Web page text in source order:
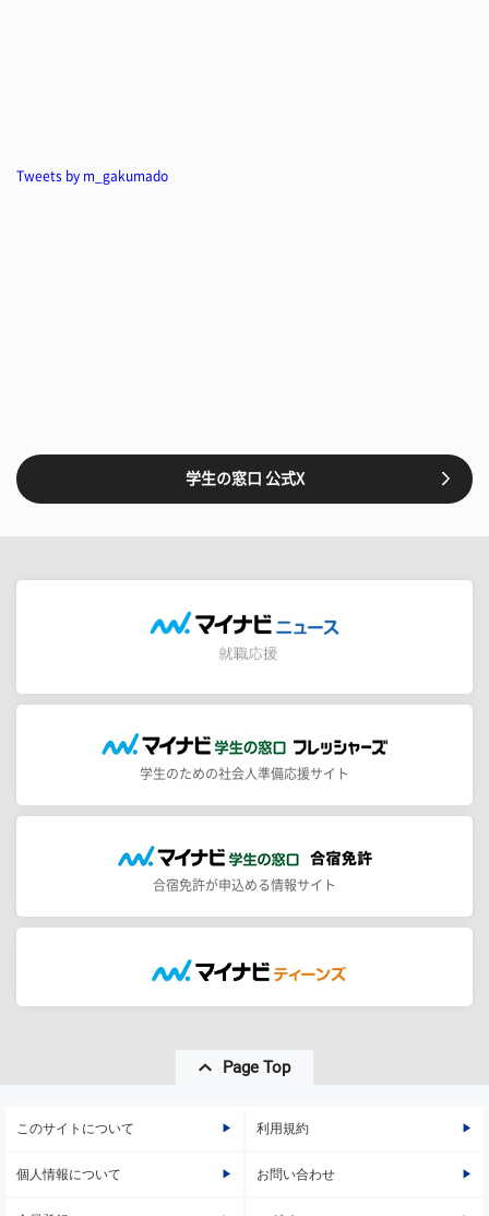
Tweets by m_gakumado
学生の窓口 公式X
学生のための社会人準備応援サイト
合宿免許が申込める情報サイト
Page Top
このサイトについて 利用規約
個人情報について お問い合わせ